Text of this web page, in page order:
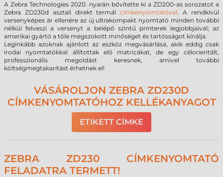
A Zebra Technologies 2020. nyarán bővítette ki a ZD200-as sorozatot a
Zebra ZD230d asztali direkt termálcímkenyomtatóval. A rendkívül
versenyképes ár ellenére az új ultrakompakt nyomtató minden további
nélkül felveszi a versenyt a belépő szintű printerek legjobbjaival; az
amerikai gyártó a tőle megszokott minőséget és tartósságot kínálja.
Leginkább azoknak ajánlott az eszköz megvásárlása, akik eddig csak
irodai nyomtatókkal állítottak elő matricákat, de egy célorientált,
professzionális megoldást keresnek, amivel további
költségmegtakarítást érhetnek el!
VÁSÁROLJON ZEBRA ZD230D
CÍMKENYOMTATÓHOZ KELLÉKANYAGOT
ETIKETT CÍMKE
ZEBRA ZD230 CÍMKENYOMTATÓ
FELADATRA TERMETT!